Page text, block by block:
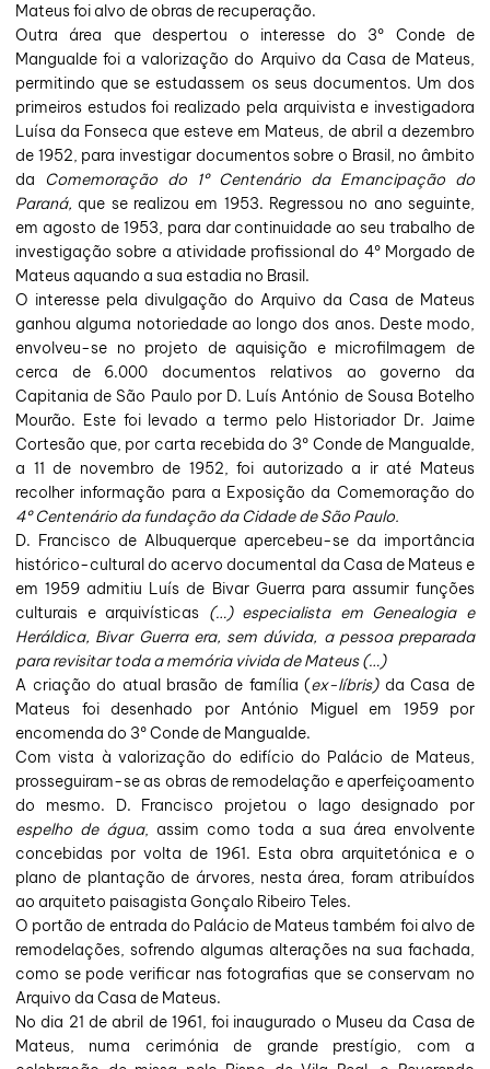
Mateus foi alvo de obras de recuperação.
Outra área que despertou o interesse do 3º Conde de
Mangualde foi a valorização do Arquivo da Casa de Mateus,
permitindo que se estudassem os seus documentos. Um dos
primeiros estudos foi realizado pela arquivista e investigadora
Luísa da Fonseca que esteve em Mateus, de abril a dezembro
de 1952, para investigar documentos sobre o Brasil, no âmbito
da
Comemoração do 1º Centenário da Emancipação do
Paraná, que se realizou em 1953. Regressou no ano seguinte,
em agosto de 1953, para dar continuidade ao seu trabalho de
investigação sobre a atividade profissional do 4º Morgado de
Mateus aquando a sua estadia no Brasil.
O interesse pela divulgação do Arquivo da Casa de Mateus
ganhou alguma notoriedade ao longo dos anos. Deste modo,
envolveu-se no projeto de aquisição e microfilmagem de
cerca de 6.000 documentos relativos ao governo da
Capitania de São Paulo por D. Luís António de Sousa Botelho
Mourão. Este foi levado a termo pelo Historiador Dr. Jaime
Cortesão que, por carta recebida do 3º Conde de Mangualde,
a 11 de novembro de 1952, foi autorizado a ir até Mateus
recolher informação para a Exposição da Comemoração do
4º Centenário da fundação da Cidade de São Paulo.
D. Francisco de Albuquerque apercebeu-se da importância
histórico-cultural do acervo documental da Casa de Mateus e
em 1959 admitiu Luís de Bivar Guerra para assumir funções
culturais e arquivísticas (…) especialista em Genealogia e
Heráldica, Bivar Guerra era, sem dúvida, a pessoa preparada
para revisitar toda a memória vivida de Mateus (…)
A criação do atual brasão de família (ex-líbris)da Casa de
Mateus foi desenhado por António Miguel em 1959 por
encomenda do 3º Conde de Mangualde.
Com vista à valorização do edifício do Palácio de Mateus,
prosseguiram-se as obras de remodelação e aperfeiçoamento
do mesmo. D. Francisco projetou o lago designado por
espelho de água, assim como toda a sua área envolvente
concebidas por volta de 1961. Esta obra arquitetónica e o
plano de plantação de árvores, nesta área, foram atribuídos
ao arquiteto paisagista Gonçalo Ribeiro Teles.
O portão de entrada do Palácio de Mateus também foi alvo de
remodelações, sofrendo algumas alterações na sua fachada,
como se pode verificar nas fotografias que se conservam no
Arquivo da Casa de Mateus.
No dia 21 de abril de 1961, foi inaugurado o Museu da Casa de
Mateus, numa cerimónia de grande prestígio, com a